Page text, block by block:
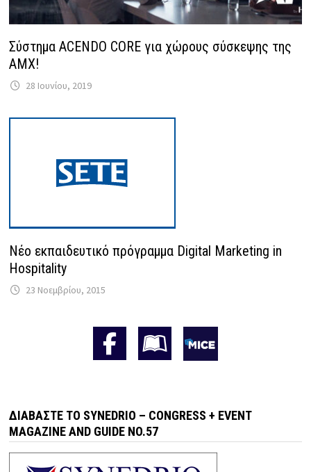
Σύστημα ACENDO CORE για χώρους σύσκεψης της
AMΧ!
28 Ιουνίου, 2019
Νέο εκπαιδευτικό πρόγραμμα Digital Marketing in
Hospitality
23 Νοεμβρίου, 2015
ΔΙΑΒΆΣΤΕ ΤΟ SYNEDRIO – CONGRESS + EVENT
MAGAZINE AND GUIDE NO.57